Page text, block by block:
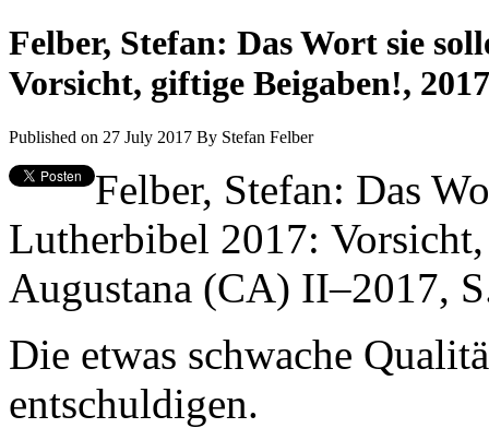
Felber, Stefan: Das Wort sie
Vorsicht, giftige Beigaben!, 2017
Published on 27 July 2017 By Stefan Felber
Felber, Stefan: Das
Lutherbibel 2017:
Augustana (CA) II–2017,
Die etwas schwache
entschuldigen.